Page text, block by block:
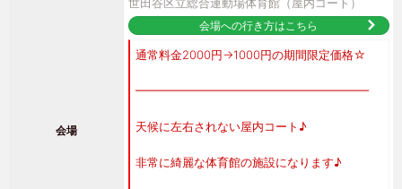
会場
会場への行き方はこちら
通常料金2000円→1000円の期間限定価格☆
━━━━━━━━━━━━━━━━━━━━
天候に左右されない屋内コート♪
非常に綺麗な体育館の施設になります♪